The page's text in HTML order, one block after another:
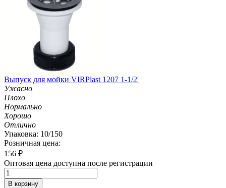
Выпуск для мойки VIRPlast 1207 1-1/2'
Ужасно
Плохо
Нормально
Хорошо
Отлично
Упаковка: 10/150
Розничная цена:
156 ₽
Оптовая цена доступна после регистрации
В корзину